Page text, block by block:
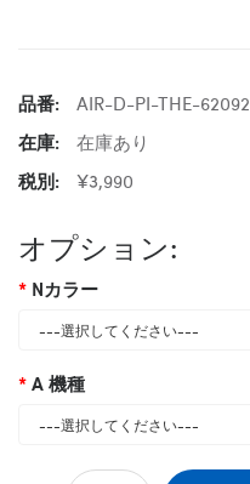
品番:
AIR-D-PI-THE-62092
在庫:
在庫あり
税別:
¥3,990
オプション:
Nカラー
A 機種